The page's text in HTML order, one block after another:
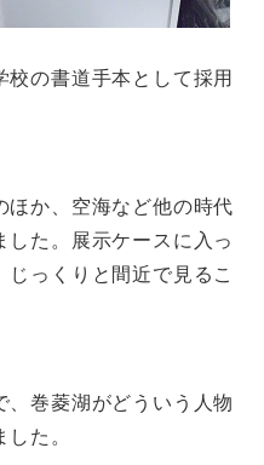
の書道手本として採用
か、空海など他の時代
た。展示ケースに入っ
っくりと間近で見るこ
巻菱湖がどういう人物
た。